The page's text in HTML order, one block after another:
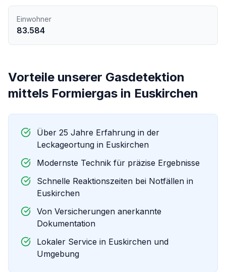
Einwohner
83.584
Vorteile unserer Gasdetektion
mittels Formiergas in Euskirchen
Über 25 Jahre Erfahrung in der
Leckageortung in Euskirchen
Modernste Technik für präzise Ergebnisse
Schnelle Reaktionszeiten bei Notfällen in
Euskirchen
Von Versicherungen anerkannte
Dokumentation
Lokaler Service in Euskirchen und
Umgebung